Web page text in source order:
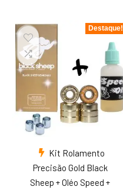
Destaque!
Kit Rolamento
Precisão Gold Black
Sheep + Oléo Speed +